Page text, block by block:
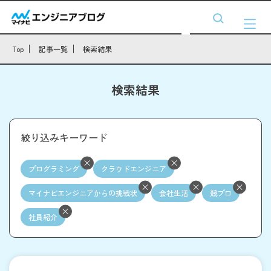
Top 記事一覧 検索結果
検索結果
絞り込みキーワード
プログラミング クラウドエンジニア
マイナビエンジニアからの挑戦状 会社生活 競プロ
社員紹介